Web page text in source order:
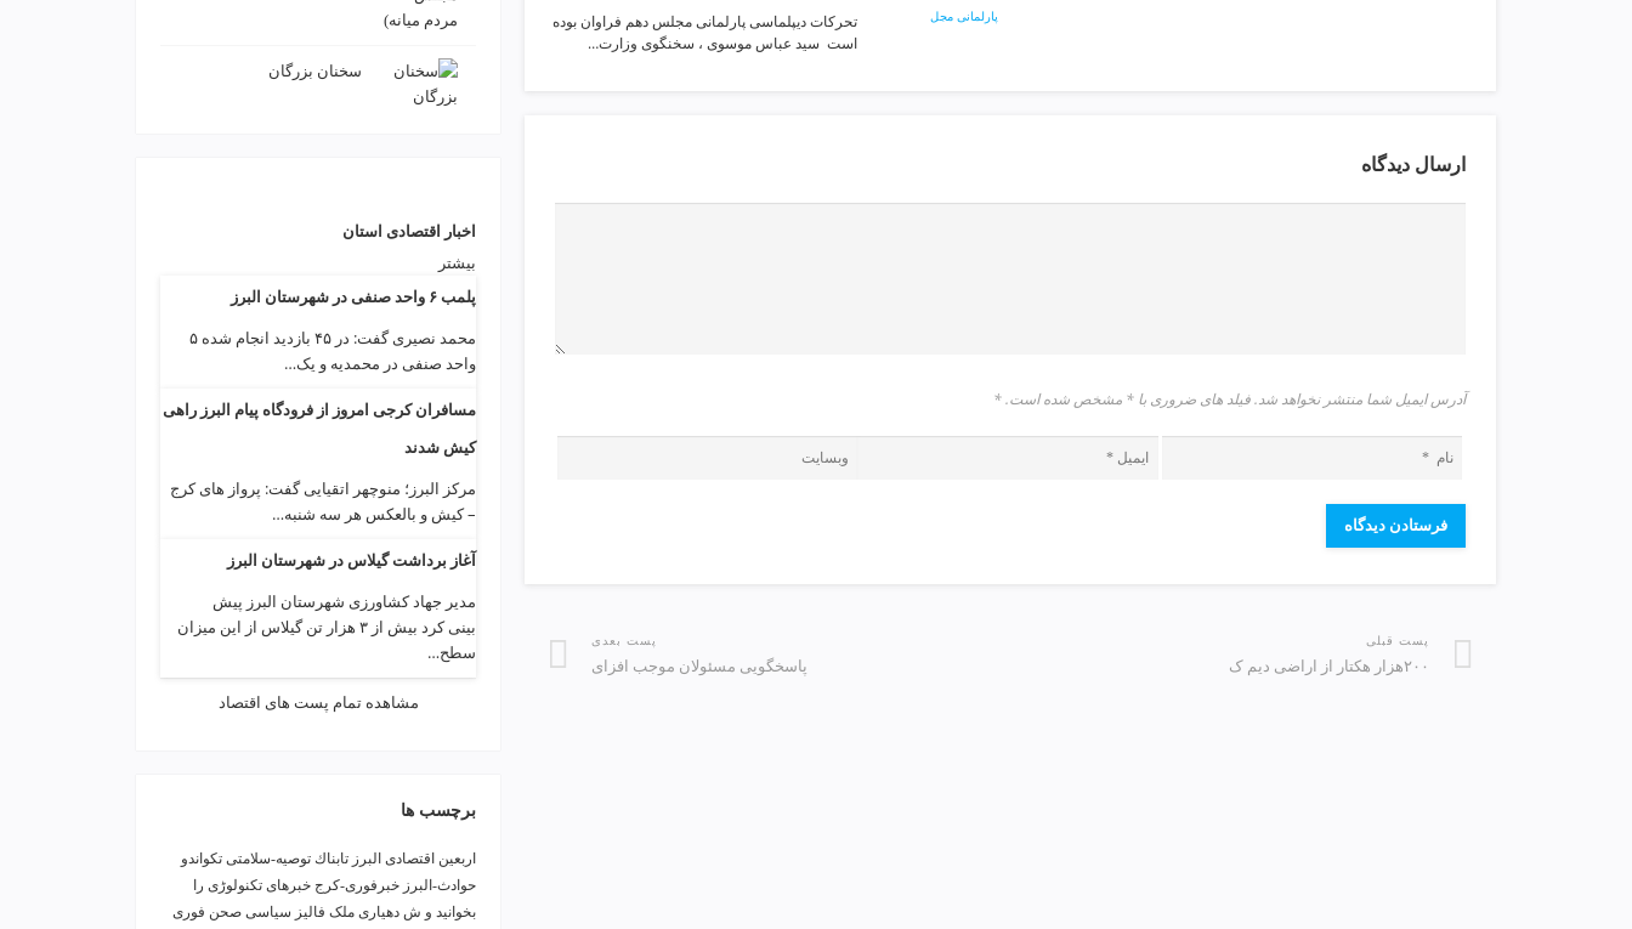
تحرکات دیپلماسی پارلمانی مجلس دهم فراوان بوده
است ️ سید عباس موسوی ، سخنگوی وزارت…
ارسال دیدگاه
آدرس ایمیل شما منتشر نخواهد شد. فیلد های ضروری با * مشخص شده است.*
پست قبلی
۲۰۰هزار هکتار از اراضی دیم ک
پست بعدی
️ پاسخگویی مسئولان موجب افزای
سخنان بزرگان
اخبار اقتصادی استان
بیشتر
پلمب ۶ واحد صنفی در شهرستان البرز
محمد نصیری گفت: در ۴۵ بازدید انجام شده ۵
واحد صنفی در محمدیه و یک…
مسافران کرجی امروز از فرودگاه پیام البرز راهی
کیش شدند
مرکز البرز؛ منوچهر اتقیایی گفت: پرواز های کرج
– کیش و بالعکس هر سه شنبه…
آغاز برداشت گیلاس در شهرستان البرز
مدیر جهاد کشاورزی شهرستان البرز پیش
بینی کرد بیش از ۳ هزار تن گیلاس از این میزان
سطح…
مشاهده تمام پست های اقتصاد
برچسب ها
اربعین اقتصادی البرز تابناك توصیه-سلامتی تکواندو
حوادث-البرز خبرفوری-کرج خبرهای تکنولوڑی را
بخوانید و ش دهیاری ملک فالیز سیاسی صحن فوری